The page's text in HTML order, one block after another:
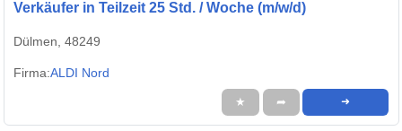
Verkäufer in Teilzeit 25 Std. / Woche (m/w/d)
Dülmen, 48249
Firma:ALDI Nord
★ ➦ ➜